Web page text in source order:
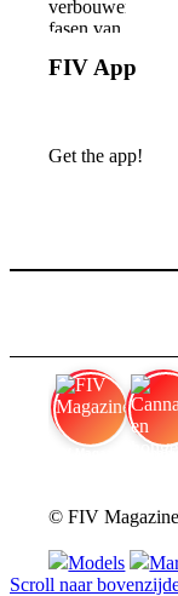
FIV App
Get the app!
© FIV
Models
Scroll naar